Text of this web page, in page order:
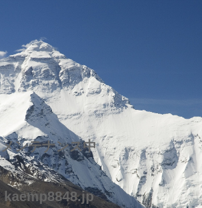
メンテナンス中
kaemp8848.jp